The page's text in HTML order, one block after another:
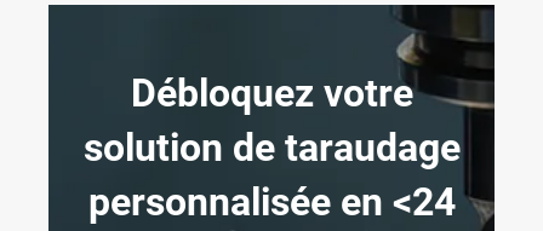
Débloquez votre
solution de taraudage
personnalisée en <24